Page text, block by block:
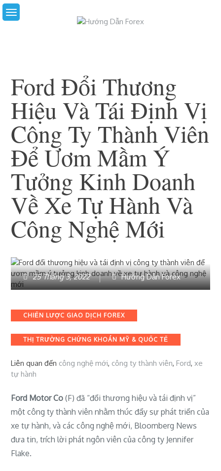
Skip
to
Ford Đổi Thương
Hiệu Và Tái Định Vị
Công Ty Thành Viên
Để Ươm Mầm Ý
Tưởng Kinh Doanh
Về Xe Tự Hành Và
Công Nghệ Mới
25 Tháng 3, 2022 Hướng Dẫn Forex
Categories
CHIẾN LƯỢC GIAO DỊCH FOREX
THỊ TRƯỜNG CHỨNG KHOÁN MỸ & QUỐC TẾ
Liên quan đến công nghệ mới, công ty thành viên,Ford,xe
tự hành
Ford Motor Co (F)đã “đổi thương hiệu và tái định vị”
một công ty thành viên nhằm thúc đẩy sự phát triển của
xe tự hành, và các công nghệ mới, Bloomberg News
đưa tin, trích lời phát ngôn viên của công ty Jennifer
Flake.